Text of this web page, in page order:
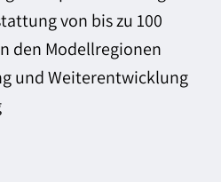
von bis zu 100
den Modellregionen
und Weiterentwicklung